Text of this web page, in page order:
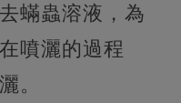
蟎蟲溶液，為
噴灑的過程
。